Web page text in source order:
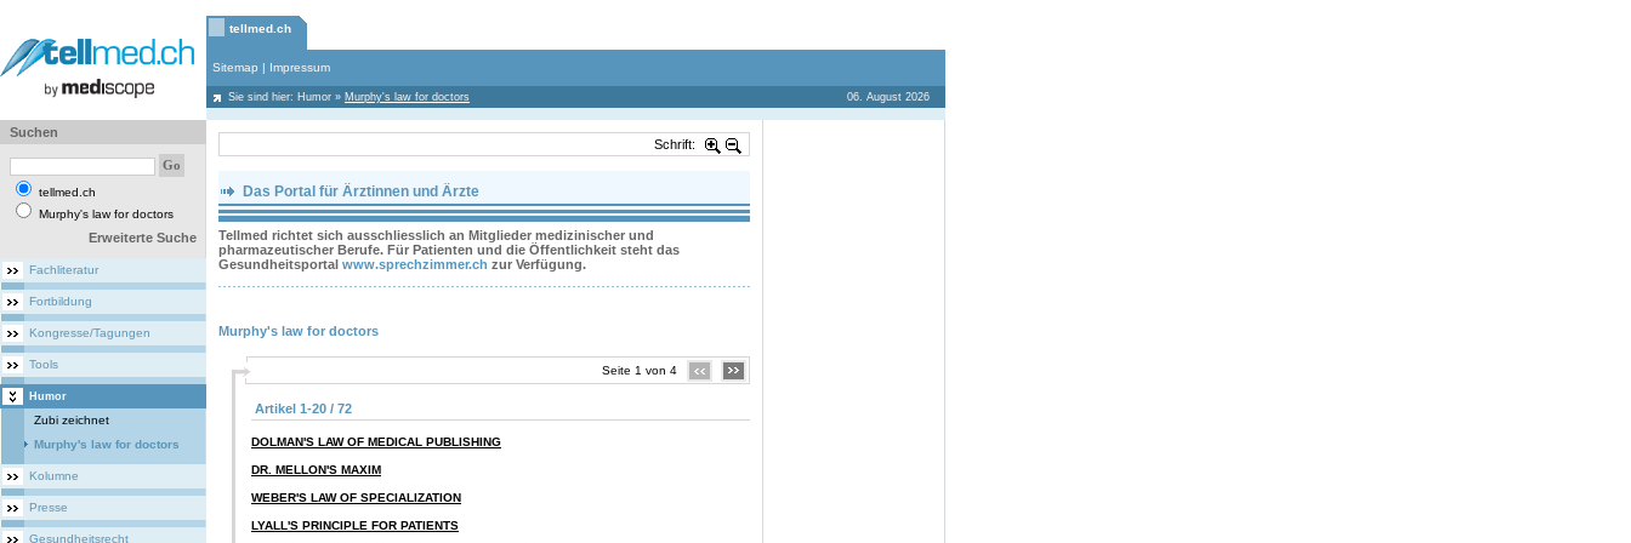
tellmed.ch
Sitemap | Impressum
Sie sind hier: Humor » Murphy's law for doctors 06. August 2026
Suchen
tellmed.ch
Murphy's law for doctors
Erweiterte Suche
Fachliteratur
Fortbildung
Kongresse/Tagungen
Tools
Humor
Zubi zeichnet
Murphy's law for doctors
Kolumne
Presse
Gesundheitsrecht
Schrift:
Das Portal für Ärztinnen und Ärzte
Tellmed richtet sich ausschliesslich an Mitglieder medizinischer und
pharmazeutischer Berufe. Für Patienten und die Öffentlichkeit steht das
Gesundheitsportal www.sprechzimmer.ch zur Verfügung.
Murphy's law for doctors
Seite 1 von 4
Artikel 1-20 / 72
DOLMAN'S LAW OF MEDICAL PUBLISHING
DR. MELLON'S MAXIM
WEBER'S LAW OF SPECIALIZATION
LYALL'S PRINCIPLE FOR PATIENTS